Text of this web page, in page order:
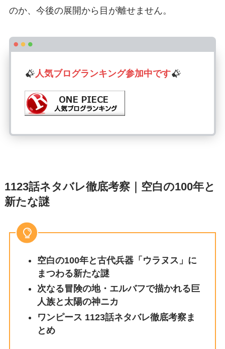
のか、今後の展開から目が離せません。
人気ブログランキング参加中です
1123話ネタバレ徹底考察｜空白の100年と
新たな謎
空白の100年と古代兵器「ウラヌス」に
まつわる新たな謎
次なる冒険の地・エルバフで描かれる巨
人族と太陽の神ニカ
ワンピース 1123話ネタバレ徹底考察ま
とめ